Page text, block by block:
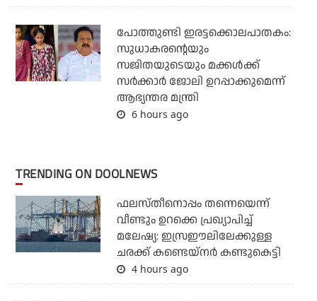
പോത്തുണ്ടി ഇരട്ടക്കൊലപാതകം:
സുധാകരന്റെയും
സജിതയുടെയും മക്കള്‍ക്ക്
സര്‍ക്കാര്‍ ജോലി ഉറപ്പാക്കുമെന്ന്
ആഭ്യന്തര മന്ത്രി
6 hours ago
TRENDING ON DOOLNEWS
ഫലസ്തീനൊപ്പം തന്നെയെന്ന്
വീണ്ടും ഉറക്കെ പ്രഖ്യാപിച്ച്
മലേഷ്യ: ഇസ്രഈലിലേക്കുള്ള
ചരക്ക് കണ്ടെയ്‌നര്‍ കണ്ടുകെട്ടി
4 hours ago